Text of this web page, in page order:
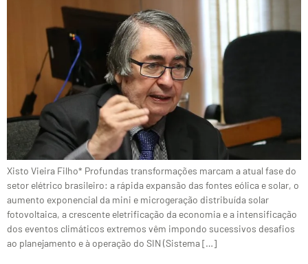
Xisto Vieira Filho* Profundas transformações marcam a atual fase do
setor elétrico brasileiro: a rápida expansão das fontes eólica e solar, o
aumento exponencial da mini e microgeração distribuída solar
fotovoltaica, a crescente eletrificação da economia e a intensificação
dos eventos climáticos extremos vêm impondo sucessivos desafios
ao planejamento e à operação do SIN (Sistema […]